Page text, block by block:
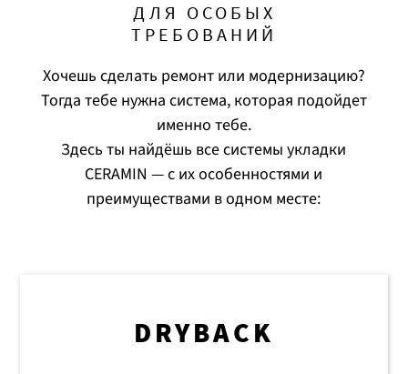
ДЛЯ ОСОБЫХ
ТРЕБОВАНИЙ
Хочешь сделать ремонт или модернизацию?
Тогда тебе нужна система, которая подойдет
именно тебе.
Здесь ты найдёшь все системы укладки
CERAMIN — с их особенностями и
преимуществами в одном месте:
DRYBACK